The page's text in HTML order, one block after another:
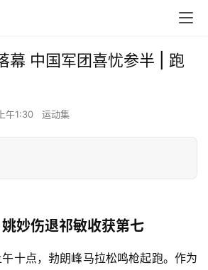
幕 中国军团喜忧参半 | 跑
午1:30 运动集
妙伤退祁敏收获第七
十点，勃朗峰马拉松鸣枪起跑。作为